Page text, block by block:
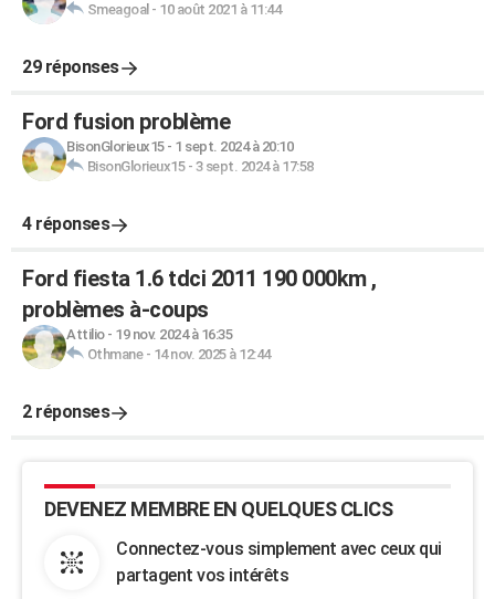
Smeagoal - 10 août 2021 à 11:44
29 réponses
Ford fusion problème
BisonGlorieux15- 1 sept. 2024 à 20:10
BisonGlorieux15- 3 sept. 2024 à 17:58
4 réponses
Ford fiesta 1.6 tdci 2011 190 000km ,
problèmes à-coups
Attilio- 19 nov. 2024 à 16:35
Othmane- 14 nov. 2025 à 12:44
2 réponses
DEVENEZ MEMBRE EN QUELQUES CLICS
Connectez-vous simplement avec ceux qui
partagent vos intérêts